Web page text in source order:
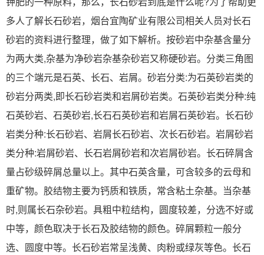
多人了解长石砂岩，烟台宜陶矿业有限公司相关人员对长石
砂岩的资料进行整理，做了如下解析。按砂岩中杂基含量分
为两大类,杂基为净砂岩杂基杂砂岩又称硬砂岩。分类三角图
的三个端元是石英、长石、岩屑。砂岩分类:为石英砂岩类的
砂岩分两类,即长石砂岩类和岩屑砂岩类。石英砂岩类分种:纯
石英砂岩、石英砂岩,长石石英砂岩和岩屑石英砂岩。长石砂
岩类分种:长石砂岩、岩屑长石砂岩、次长石砂岩。岩屑砂岩
类分种:岩屑砂岩、长石岩屑砂岩和次岩屑砂岩。长石碎屑含
量占砂级碎屑总量以上。其中石英含量，可含较多的云母和
重矿物。胶结物主要为钙质和铁质，常含粘土杂基。当杂基
时,则属长石杂砂岩。具粗中粒结构，圆度较差，分选不好或
中等，颜色取决于长石及胶结物的颜色。碎屑颗粒一般分
选、圆度中等。长石砂岩常呈浅黄、肉粉或绿灰等色。长石